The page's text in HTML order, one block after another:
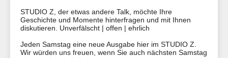
STUDIO Z, der etwas andere Talk, möchte Ihre
Geschichte und Momente hinterfragen und mit Ihnen
diskutieren. Unverfälscht | offen | ehrlich
Jeden Samstag eine neue Ausgabe hier im STUDIO Z.
Wir würden uns freuen, wenn Sie auch nächsten Samstag